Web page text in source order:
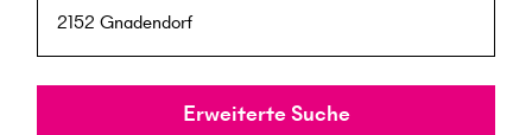
Umkreis
Erweiterte Suche